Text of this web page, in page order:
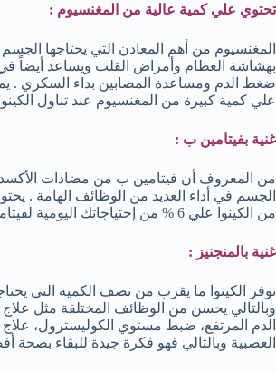
تحتوي علي كمية عالية من المغنسيوم :
المغنسيوم من أهم المعادن التي يحتاجها الجسم
بهشاشة العظام وأمراض القلب ويساعد أيضاً
ضغط الدم ومساعدة المصابين بداء السكري .
علي كمية كبيرة من المغنسيوم عند تناول
غنية بفيتامين ب :
من المعروف أن فيتامين ب من مضادات
من الكينوا علي 6 % من إحتياجاتك اليومية لفيتامين ب .
غنية بالمنجنيز :
توفر الكينوا ما يقرب من نصف الكمية التي
وبالتالي يحسن من الوظائف المختلفة مثل
الدم المرتفع، ضبط مستوي الكوليسترول،
العصبية وبالتالي فهو فكرة جيدة للبقاء بصحة